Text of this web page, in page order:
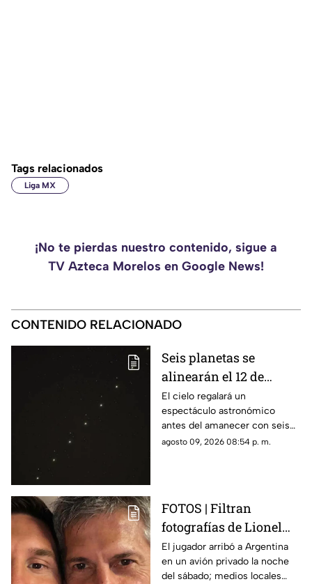
Tags relacionados
Liga MX
¡No te pierdas nuestro contenido, sigue a
TV Azteca Morelos en Google News!
CONTENIDO RELACIONADO
Seis planetas se
alinearán el 12 de
agosto: así podrás
observar el fenómeno
desde Morelos
El cielo regalará un
espectáculo astronómico
antes del amanecer con seis
planetas visibles desde
agosto 09, 2026 08:54 p. m.
FOTOS | Filtran
fotografías de Lionel
Messi y su familia en el
funeral de su papá
El jugador arribó a Argentina
en un avión privado la noche
del sábado; medios locales